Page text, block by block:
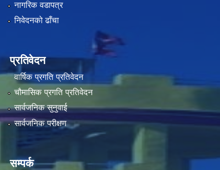
नागरिक वडापत्र
निवेदनको ढाँचा
प्रतिवेदन
वार्षिक प्रगति प्रतिवेदन
चौमासिक प्रगति प्रतिवेदन
सार्वजनिक सुनुवाई
सार्वजनिक परीक्षण
सम्पर्क